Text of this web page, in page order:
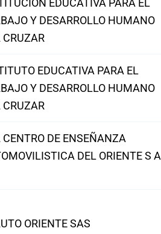
EDUCATIVA PARA EL
Y DESARROLLO HUMANO
CRUZAR
EDUCATIVA PARA EL
Y DESARROLLO HUMANO
CRUZAR
CENTRO DE ENSEÑANZA
DEL ORIENTE S A
ORIENTE SAS